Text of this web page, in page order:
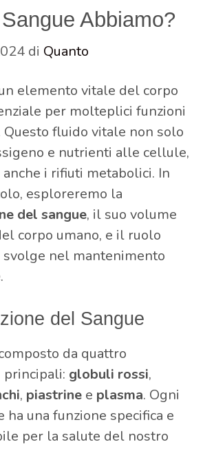
Abbiamo?
di Quanto
elemento vitale del corpo
per molteplici funzioni
fluido vitale non solo
e nutrienti alle cellule,
i rifiuti metabolici. In
esploreremo la
del sangue, il suo volume
corpo umano, e il ruolo
svolge nel mantenimento
.
del Sangue
da quattro
principali: globuli rossi,
, piastrine e plasma. Ogni
ha una funzione specifica e
per la salute del nostro